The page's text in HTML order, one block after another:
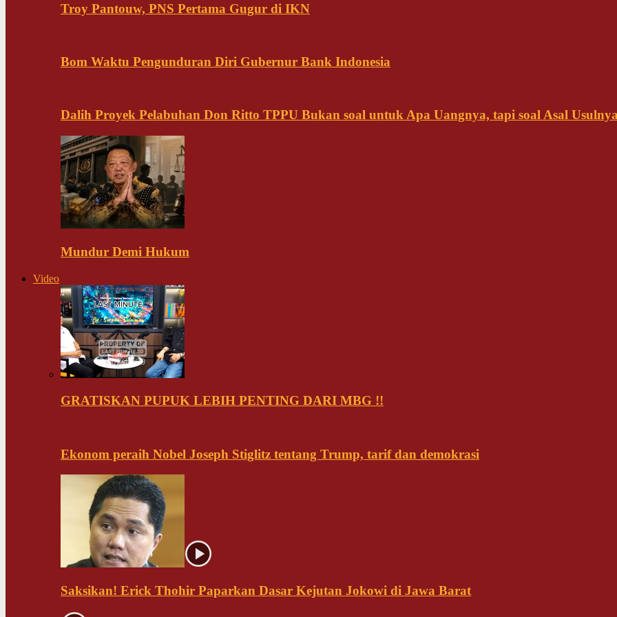
Troy Pantouw, PNS Pertama Gugur di IKN
Bom Waktu Pengunduran Diri Gubernur Bank Indonesia
Dalih Proyek Pelabuhan Don Ritto TPPU Bukan soal untuk Apa Uangnya, tapi soal Asal
Mundur Demi Hukum
Video
GRATISKAN PUPUK LEBIH PENTING DARI MBG !!
Ekonom peraih Nobel Joseph Stiglitz tentang Trump, tarif dan demokrasi
Saksikan! Erick Thohir Paparkan Dasar Kejutan Jokowi di Jawa Barat